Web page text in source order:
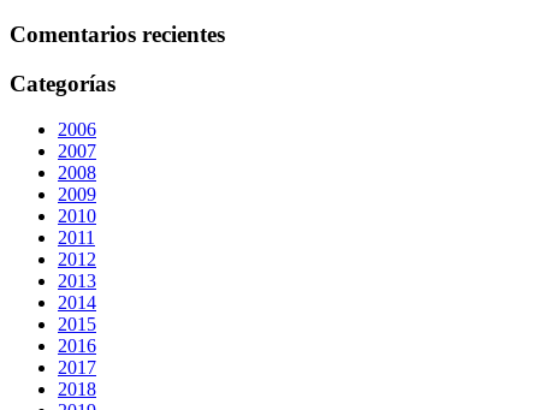
Comentarios recientes
Categorías
2006
2007
2008
2009
2010
2011
2012
2013
2014
2015
2016
2017
2018